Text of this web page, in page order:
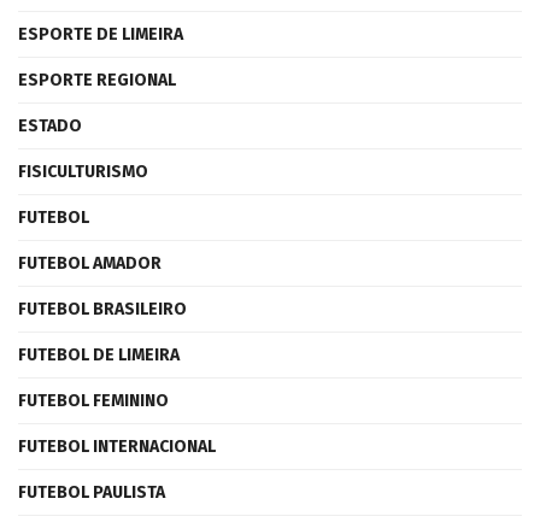
ESPORTE DE LIMEIRA
ESPORTE REGIONAL
ESTADO
FISICULTURISMO
FUTEBOL
FUTEBOL AMADOR
FUTEBOL BRASILEIRO
FUTEBOL DE LIMEIRA
FUTEBOL FEMININO
FUTEBOL INTERNACIONAL
FUTEBOL PAULISTA